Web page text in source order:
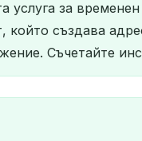
услуга за
който създава
Съчетайте